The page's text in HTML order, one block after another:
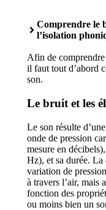
Comprendre le
l’isolation
Afin de
il faut tout d’abord
son.
Le bruit et les
Le son résulte
onde de pression
mesure en
Hz), et sa durée.
variation de
à travers l’air, mais
fonction des
ou moins bien un